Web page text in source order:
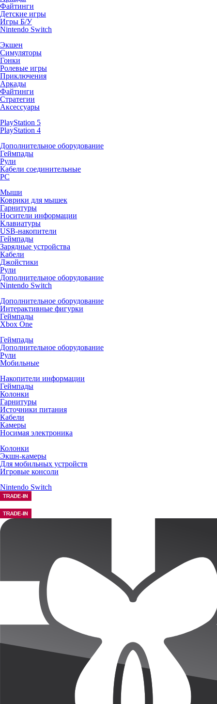
Файтинги
Детские игры
Игры Б/У
Nintendo Switch
Экшен
Симуляторы
Гонки
Ролевые игры
Приключения
Аркады
Файтинги
Стратегии
Аксессуары
PlayStation 5
PlayStation 4
Дополнительное оборудование
Геймпады
Рули
Кабели соединительные
PC
Мыши
Коврики для мышек
Гарнитуры
Носители информации
Клавиатуры
USB-накопители
Геймпады
Зарядные устройства
Кабели
Джойстики
Рули
Дополнительное оборудование
Nintendo Switch
Дополнительное оборудование
Интерактивные фигурки
Геймпады
Xbox One
Геймпады
Дополнительное оборудование
Рули
Мобильные
Накопители информации
Геймпады
Колонки
Гарнитуры
Источники питания
Кабели
Камеры
Носимая электроника
Колонки
Экшн-камеры
Для мобильных устройств
Игровые консоли
Nintendo Switch